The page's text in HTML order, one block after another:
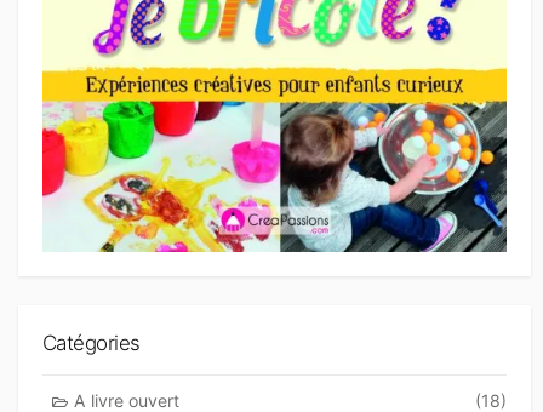
Catégories
A livre ouvert (18)